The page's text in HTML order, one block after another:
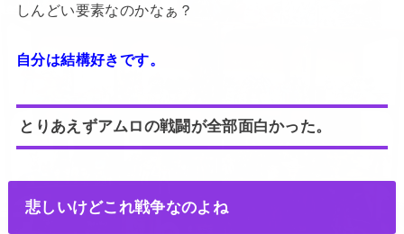
しんどい要素なのかなぁ？
自分は結構好きです。
とりあえずアムロの戦闘が全部面白かった。
悲しいけどこれ戦争なのよね